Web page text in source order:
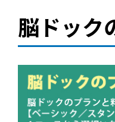
脳ドック